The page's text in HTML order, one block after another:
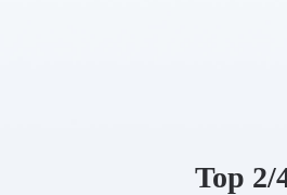
Top 2/